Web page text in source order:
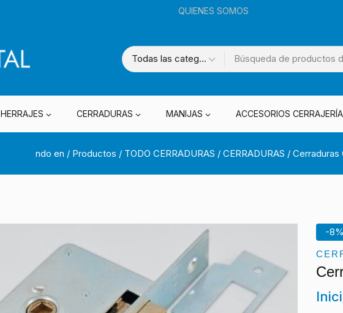
QUIENES SOMOS
HERRAJES CERRADURAS MANIJAS ACCESORIOS CERRAJERÍA
ndo en / Productos / TODO CERRADURAS / CERRADURAS / Cerraduras
-8%